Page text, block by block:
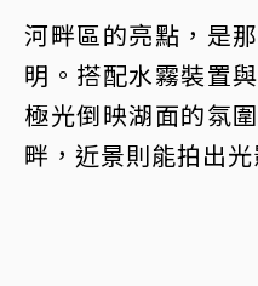
河畔區的亮點，是
明。搭配水霧裝置
極光倒映湖面的氛
畔，近景則能拍出